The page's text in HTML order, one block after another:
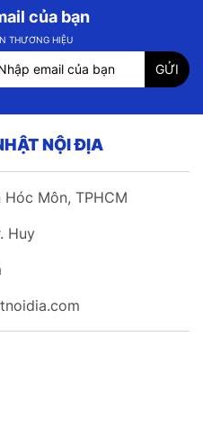
của bạn
THƯƠNG HIỆU
NỘI ĐỊA
Hóc Môn, TPHCM
Huy